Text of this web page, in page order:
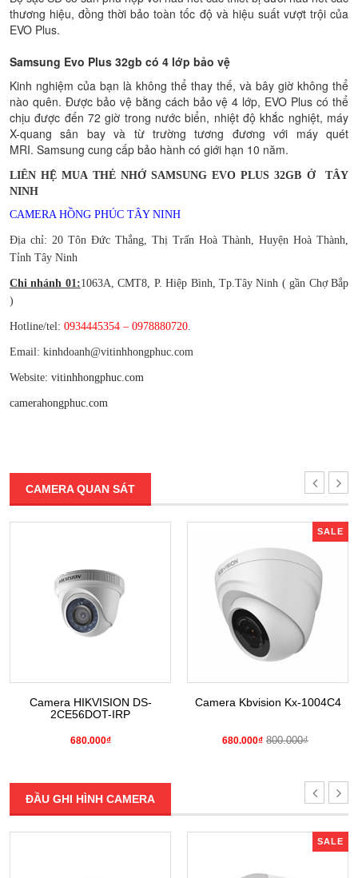
thương hiệu, đồng thời bảo toàn tốc độ và hiệu suất vượt trội của
EVO Plus.
Samsung Evo Plus 32gb có 4 lớp bảo vệ
Kinh nghiệm của bạn là không thể thay thế, và bây giờ không thể
nào quên. Được bảo vệ bằng cách bảo vệ 4 lớp, EVO Plus có thể
chịu được đến 72 giờ trong nước biển, nhiệt độ khắc nghiệt, máy
X-quang sân bay và từ trường tương đương với máy quét
MRI. Samsung cung cấp bảo hành có giới hạn 10 năm.
LIÊN HỆ MUA THẺ NHỚ SAMSUNG EVO PLUS 32GB Ở TÂY
NINH
CAMERA HỒNG PHÚC TÂY NINH
Địa chỉ: 20 Tôn Đức Thắng, Thị Trấn Hoà Thành, Huyện Hoà Thành,
Tỉnh Tây Ninh
Chi nhánh 01:1063A, CMT8, P. Hiệp Bình, Tp.Tây Ninh ( gần Chợ Bắp
)
Hotline/tel: 0934445354 – 0978880720.
Email: kinhdoanh@vitinhhongphuc.com
Website: vitinhhongphuc.com
camerahongphuc.com
CAMERA QUAN SÁT
Camera HIKVISION DS-
2CE56DOT-IRP
680.000₫
SALE
Camera Kbvision Kx-1004C4
680.000₫ 800.000₫
ĐẦU GHI HÌNH CAMERA
SALE